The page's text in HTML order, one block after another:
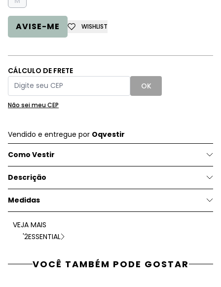
AVISE-ME WISHLIST
CÁLCULO DE FRETE
OK
Não sei meu CEP
Vendido e entregue por Oqvestir
Como Vestir
Descrição
Medidas
VEJA MAIS
'2ESSENTIAL
VOCÊ TAMBÉM PODE GOSTAR